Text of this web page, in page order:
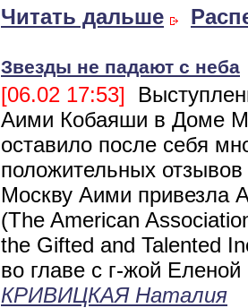
Читать дальше
Звезды не падают с неба
[06.02 17:53]
Аими Кобаяши в Доме
оставило после себя
положительных
Москву Аими привезла
(The American
the Gifted and Talented
во главе с г-жой
КРИВИЦКАЯ Наталия